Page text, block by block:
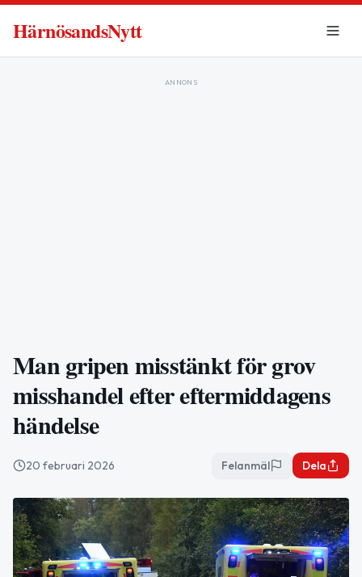
HärnösandsNytt
ANNONS
Man gripen misstänkt för grov
misshandel efter eftermiddagens
händelse
20 februari 2026 Felanmäl Dela